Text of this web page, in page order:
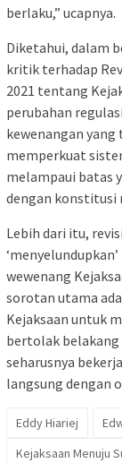
berlaku,” ucapnya.
Diketahui, dalam
kritik terhadap
2021 tentang
perubahan
kewenangan
memperkuat
melampaui batas
dengan konstitusi
Lebih dari itu,
wewenang
sorotan utama
Kejaksaan untuk
bertolak belakang
seharusnya
langsung dengan
Eddy Hiariej
Kejaksaan Menuju